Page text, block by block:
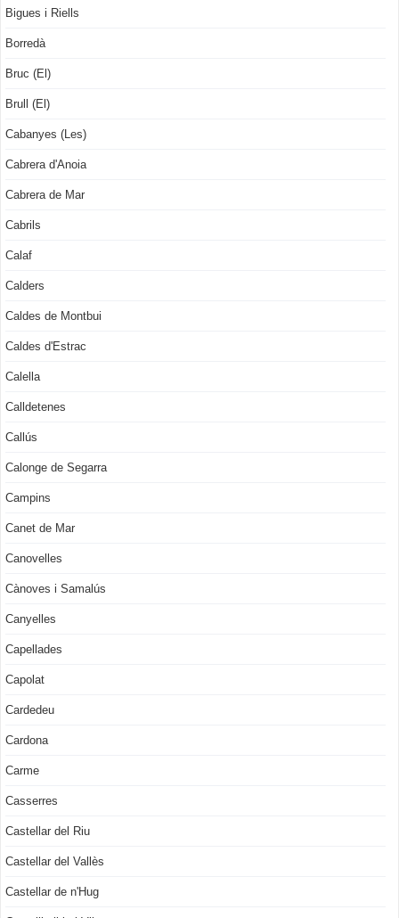
Bigues i Riells
Borredà
Bruc (El)
Brull (El)
Cabanyes (Les)
Cabrera d'Anoia
Cabrera de Mar
Cabrils
Calaf
Calders
Caldes de Montbui
Caldes d'Estrac
Calella
Calldetenes
Callús
Calonge de Segarra
Campins
Canet de Mar
Canovelles
Cànoves i Samalús
Canyelles
Capellades
Capolat
Cardedeu
Cardona
Carme
Casserres
Castellar del Riu
Castellar del Vallès
Castellar de n'Hug